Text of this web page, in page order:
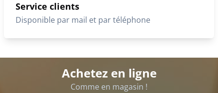
Service clients
Disponible par mail et par téléphone
Achetez en ligne
Comme en magasin !